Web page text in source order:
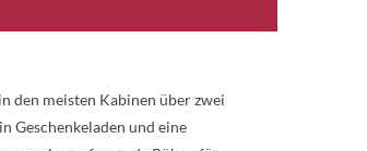
den meisten Kabinen über zwei
Geschenkeladen und eine